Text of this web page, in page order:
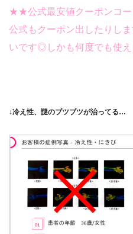
★★公式最安値クーポンコ
公式もクーポン出したりし
いです◎しかも何度でも使え
↓冷え性、謎のブツブツが治ってる…